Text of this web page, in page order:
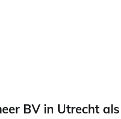
BV in Utrecht